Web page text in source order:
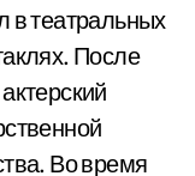
в театральных
После
Во время